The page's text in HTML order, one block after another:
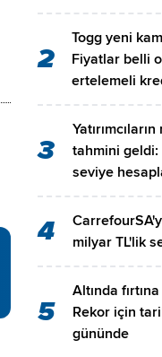
2
Togg yeni
Fiyatlar belli
ertelemeli
3
tahmini geldi:
seviye
4
milyar TL'lik
5
Altında
Rekor için
gününde